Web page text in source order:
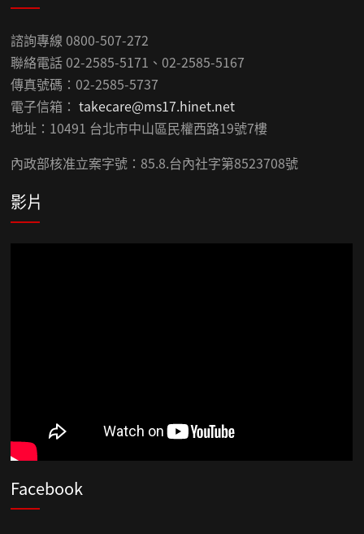
諮詢專線 0800-507-272
聯絡電話 02-2585-5171、02-2585-5167
傳真號碼：02-2585-5737
電子信箱：takecare@ms17.hinet.net
地址：10491 台北市中山區民權西路19號7樓
內政部核准立案字號：85.8.台內社字第8523708號
影片
Facebook